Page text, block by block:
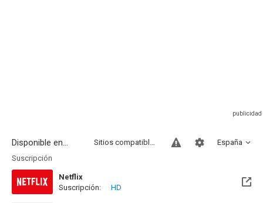
Disponible en... España
Sitios compatibles
Suscripción
Netflix
Suscripción:
HD